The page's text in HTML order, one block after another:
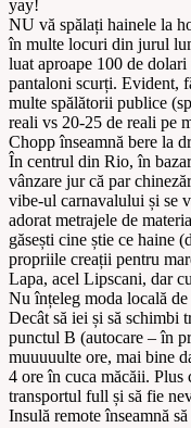
yay!
NU vă spălați hainele la
în multe locuri din jurul
luat aproape 100 de
pantaloni scurți. Evident,
multe spălătorii publice
reali vs 20-25 de reali pe
Chopp înseamnă bere la
În centrul din Rio, în
vânzare jur că par
vibe-ul carnavalului și se
adorat metrajele de
găsești cine știe ce haine
propriile creații pentru
Lapa, acel Lipscani, dar
Nu înțeleg moda locală
Decât să iei și să schimbi
punctul B (autocare – în
muuuuulte ore, mai bine
4 ore în cuca măcăii. Plus
transportul full și să fie
Insulă remote înseamnă